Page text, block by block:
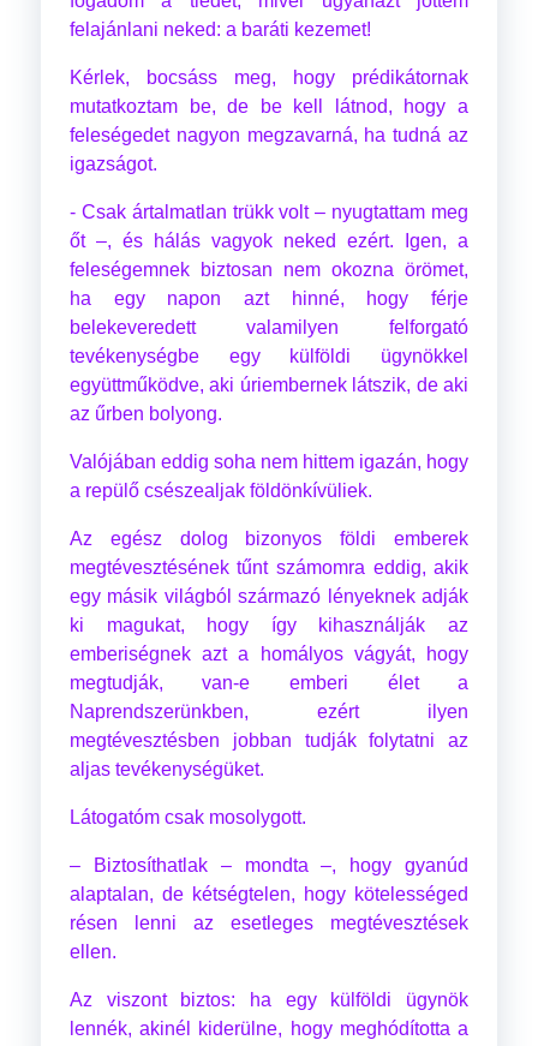
felajánlani neked: a baráti kezemet!
Kérlek, bocsáss meg, hogy prédikátornak
mutatkoztam be, de be kell látnod, hogy a
feleségedet nagyon megzavarná, ha tudná az
igazságot.
- Csak ártalmatlan trükk volt – nyugtattam meg
őt –, és hálás vagyok neked ezért. Igen, a
feleségemnek biztosan nem okozna örömet,
ha egy napon azt hinné, hogy férje
belekeveredett valamilyen felforgató
tevékenységbe egy külföldi ügynökkel
együttműködve, aki úriembernek látszik, de aki
az űrben bolyong.
Valójában eddig soha nem hittem igazán, hogy
a repülő csészealjak földönkívüliek.
Az egész dolog bizonyos földi emberek
megtévesztésének tűnt számomra eddig, akik
egy másik világból származó lényeknek adják
ki magukat, hogy így kihasználják az
emberiségnek azt a homályos vágyát, hogy
megtudják, van-e emberi élet a
Naprendszerünkben, ezért ilyen
megtévesztésben jobban tudják folytatni az
aljas tevékenységüket.
Látogatóm csak mosolygott.
– Biztosíthatlak – mondta –, hogy gyanúd
alaptalan, de kétségtelen, hogy kötelességed
résen lenni az esetleges megtévesztések
ellen.
Az viszont biztos: ha egy külföldi ügynök
lennék, akinél kiderülne, hogy meghódította a